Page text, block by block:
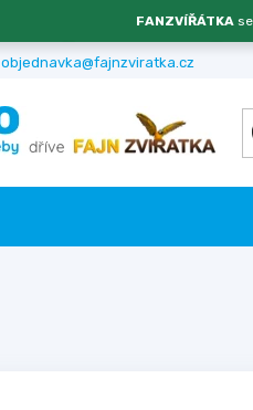
FANZVÍŘÁTKA
objednavka@fajnzviratka.cz